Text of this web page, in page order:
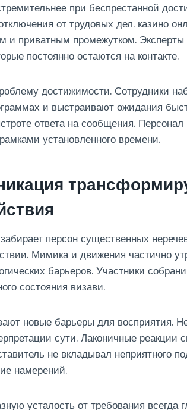
при беспрестанной
от трудовых дел. казино
и приватным промежутком.
постоянно остаются на контакте.
достижимости. Сотрудники
и выстраивают ожидания
ответа на сообщения.
установленного времени.
персон существенных
Мимика и движения частично
барьеров. Участники
состояния визави.
новые барьеры для восприятия.
сути. Лаконичные реакции
не вкладывал неприятного
намерений.
усталость от требования всегда